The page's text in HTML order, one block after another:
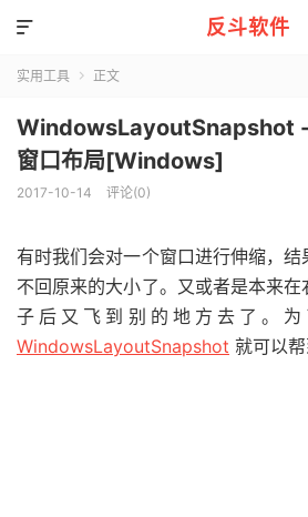
反斗软件

实用工具  正文
WindowsLayoutSnapshot -
窗口布局[Windows]
2017-10-14 评论(0)
有时我们会对一个窗口进行伸缩，
不回原来的大小了。又或者是本来
子后又飞到别的地方去了。为
WindowsLayoutSnapshot 就可以帮